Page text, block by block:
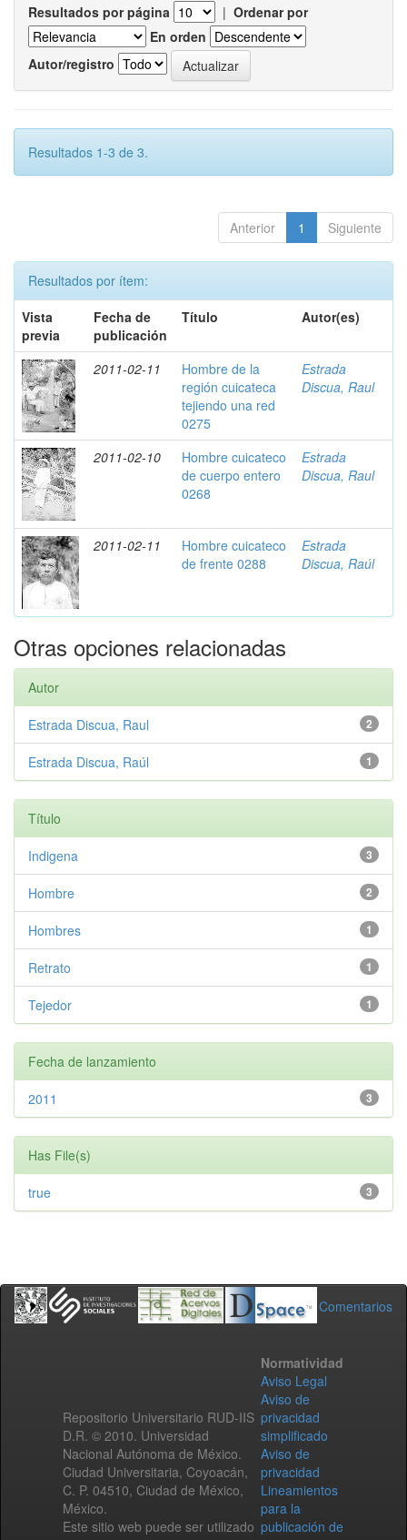
Resultados por página | Ordenar por
En orden
Autor/registro
Resultados 1-3 de 3.
Anterior 1 Siguiente
Resultados por ítem:
Vista
previa
Fecha de
publicación
Título Autor(es)
2011-02-11
Hombre de la
región cuicateca
tejiendo una red
0275
Estrada
Discua, Raul
2011-02-10
Hombre cuicateco
de cuerpo entero
0268
Estrada
Discua, Raul
2011-02-11
Hombre cuicateco
de frente 0288
Estrada
Discua, Raúl
Otras opciones relacionadas
Autor
2
Estrada Discua, Raul
1
Estrada Discua, Raúl
Título
3
Indigena
2
Hombre
1
Hombres
1
Retrato
1
Tejedor
Fecha de lanzamiento
3
2011
Has File(s)
3
true
Comentarios
Repositorio Universitario RUD-IIS
D.R. © 2010. Universidad
Nacional Autónoma de México.
Ciudad Universitaria, Coyoacán,
C. P. 04510, Ciudad de México,
México.
Este sitio web puede ser utilizado
Normatividad
Aviso Legal
Aviso de
privacidad
simplificado
Aviso de
privacidad
Lineamientos
para la
publicación de